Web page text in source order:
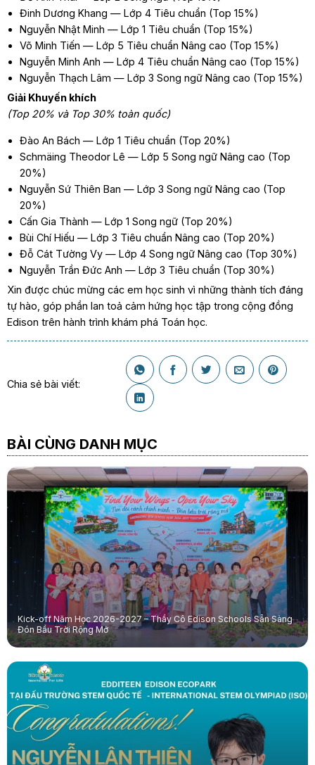
Đinh Dương Khang — Lớp 4 Tiêu chuẩn (Top 15%)
Nguyễn Nhật Minh — Lớp 1 Tiêu chuẩn (Top 15%)
Võ Minh Tiến — Lớp 5 Tiêu chuẩn Nâng cao (Top 15%)
Nguyễn Minh Anh — Lớp 4 Tiêu chuẩn Nâng cao (Top 15%)
Nguyễn Thạch Lâm — Lớp 3 Song ngữ Nâng cao (Top 15%)
Giải Khuyến khích
(Top 20% và Top 30% toàn quốc)
Đào An Bách — Lớp 1 Tiêu chuẩn (Top 20%)
Schmäing Theodor Lê — Lớp 5 Song ngữ Nâng cao (Top
20%)
Nguyễn Sứ Thiên Ban — Lớp 3 Song ngữ Nâng cao (Top
20%)
Cấn Gia Thành — Lớp 1 Song ngữ (Top 20%)
Bùi Chí Hiếu — Lớp 3 Tiêu chuẩn Nâng cao (Top 20%)
Đỗ Cát Tường Vy — Lớp 4 Song ngữ Nâng cao (Top 30%)
Nguyễn Trần Đức Anh — Lớp 3 Tiêu chuẩn (Top 30%)
Xin được chúc mừng các em học sinh vì những thành tích đáng
tự hào, góp phần lan toả cảm hứng học tập trong cộng đồng
Edison trên hành trình khám phá Toán học.
Chia sẻ bài viết:
BÀI CÙNG DANH MỤC
Kick-off Năm Học 2026-2027 – Thầy Cô Edison Schools Sẵn Sàng
Đón Bầu Trời Rộng Mở